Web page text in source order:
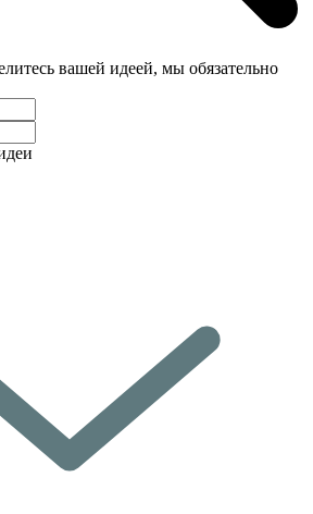
вашей идеей, мы обязательно